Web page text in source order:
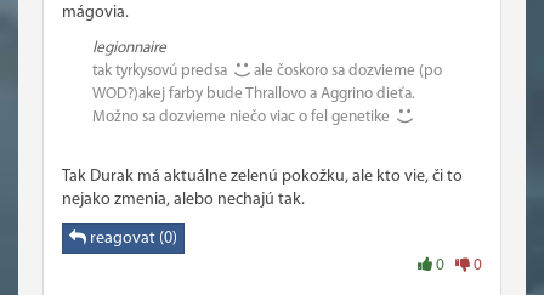
mágovia.
legionnaire
tak tyrkysovú predsa
ale čoskoro sa dozvieme (po
WOD?)akej farby bude Thrallovo a Aggrino dieťa.
Možno sa dozvieme niečo viac o fel genetike
Tak Durak má aktuálne zelenú pokožku, ale kto vie, či to
nejako zmenia, alebo nechajú tak.
reagovat (0)
0 0